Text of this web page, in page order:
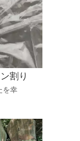
割り
を幸